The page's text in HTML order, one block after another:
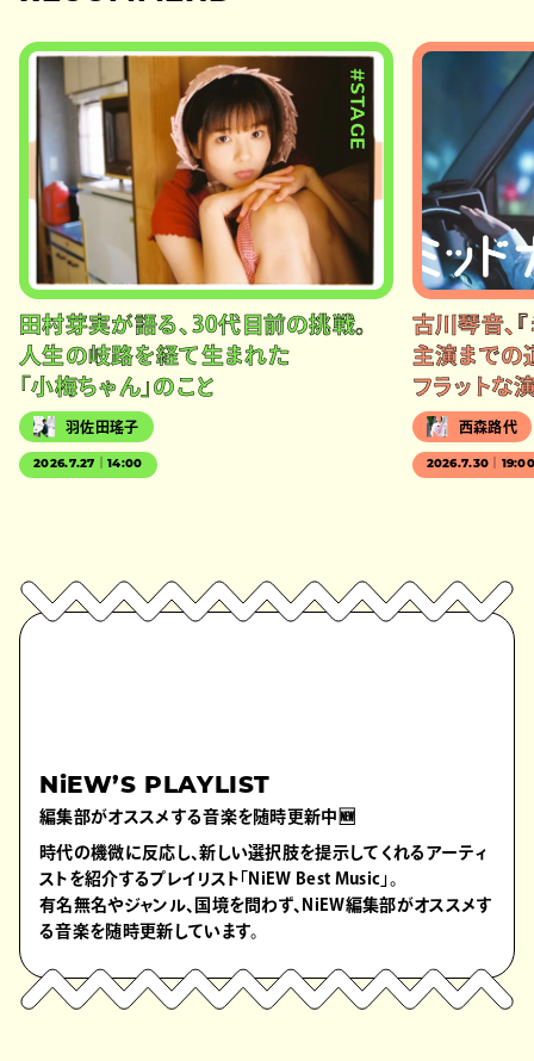
#STAGE
田村芽実が語る、30代目前の挑戦。
人生の岐路を経て生まれた
「小梅ちゃん」のこと
羽佐田瑤子
2026.7.27｜14:00
古川琴音、
主演までの
フラットな
西森路代
2026.7.30｜
NiEW’S PLAYLIST
編集部がオススメする音楽を随時更新中🆕
時代の機微に反応し、新しい選択肢を提示してくれるアーティ
ストを紹介するプレイリスト「NiEW Best Music」。
有名無名やジャンル、国境を問わず、NiEW編集部がオススメす
る音楽を随時更新しています。